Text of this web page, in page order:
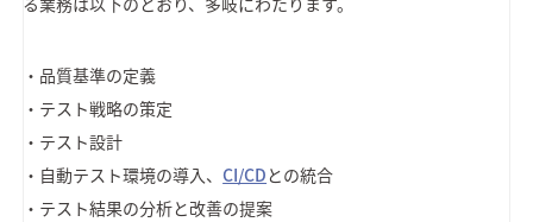
・品質基準の定義
・テスト戦略の策定
・テスト設計
・自動テスト環境の導入、CI/CD との統合
・テスト結果の分析と改善の提案